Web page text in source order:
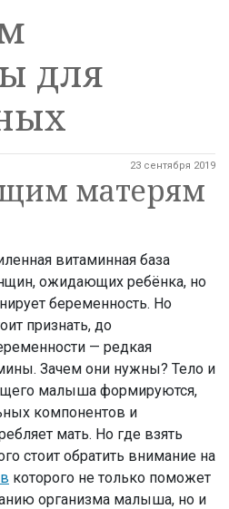
для
23 сентября 2019
матерям
витаминная база
ожидающих ребёнка, но
беременность. Но
признать, до
— редкая
Зачем они нужны? Тело и
малыша формируются,
компонентов и
мать. Но где взять
стоит обратить внимание на
которого не только поможет
организма малыша, но и